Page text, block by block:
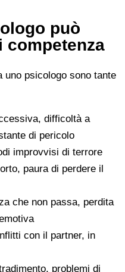
può
competenza
uno psicologo sono tante
difficoltà a
di pericolo
improvvisi di terrore
paura di perdere il
che non passa, perdita
con il partner, in
problemi di